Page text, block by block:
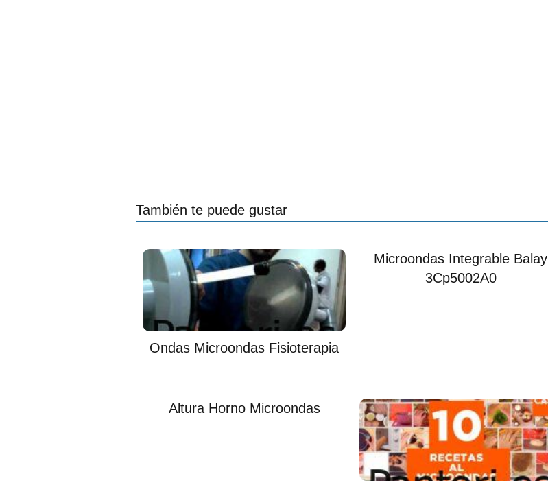
También te puede gustar
Ondas Microondas Fisioterapia
Microondas Integrable Balay
3Cp5002A0
Altura Horno Microondas